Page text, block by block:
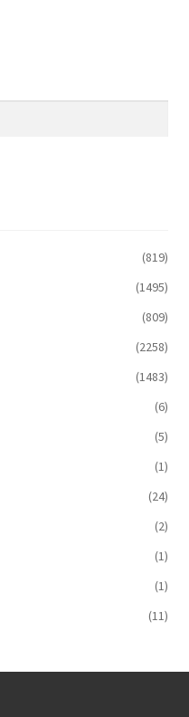
(819)
(1495)
(809)
(2258)
(1483)
(6)
(5)
(1)
(24)
(2)
(1)
(1)
(11)